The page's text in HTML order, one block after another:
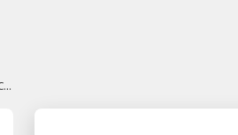
#AtrápaloAsap: 2o Speed Tasting de Craft Beer